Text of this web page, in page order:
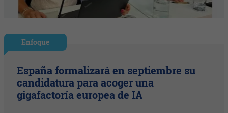
Enfoque
España formalizará en septiembre su
candidatura para acoger una
gigafactoría europea de IA